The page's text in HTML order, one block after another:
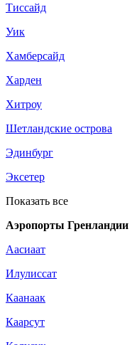
Тиссайд
Уик
Хамберсайд
Харден
Хитроу
Шетландские острова
Эдинбург
Эксетер
Показать все
Аэропорты Гренландии
Аасиаат
Илулиссат
Каанаак
Каарсут